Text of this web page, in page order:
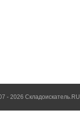
- 2026 Складоискатель.RU